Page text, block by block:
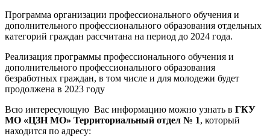
Программа организации профессионального обучения и
дополнительного профессионального образования отдельных
категорий граждан рассчитана на период до 2024 года.
Реализация программы профессионального обучения и
дополнительного профессионального образования
безработных граждан, в том числе и для молодежи будет
продолжена в 2023 году
Всю интересующую Вас информацию можно узнать в ГКУ
МО «ЦЗН МО» Территориальный отдел № 1, который
находится по адресу: